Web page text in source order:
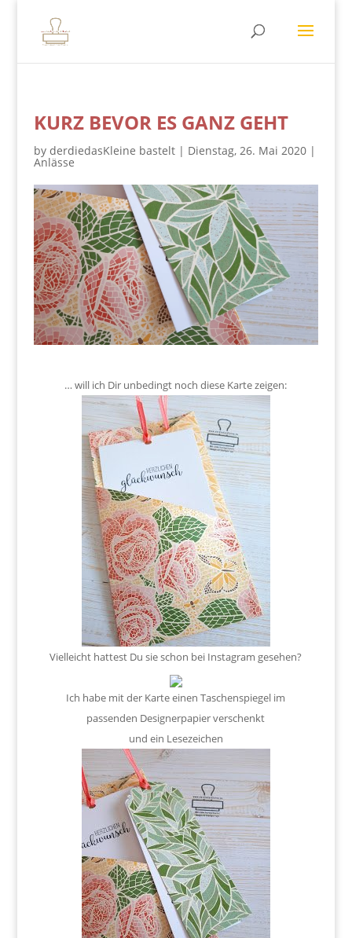
KURZ BEVOR ES GANZ GEHT
by derdiedasKleine bastelt| Dienstag, 26. Mai 2020|
Anlässe
… will ich Dir unbedingt noch diese Karte zeigen:
Vielleicht hattest Du sie schon bei Instagram gesehen?
Ich habe mit der Karte einen Taschenspiegel im
passenden Designerpapier verschenkt
und ein Lesezeichen